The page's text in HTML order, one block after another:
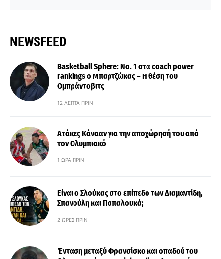
NEWSFEED
Basketball Sphere: No. 1 στα coach power
rankings ο Μπαρτζώκας – Η θέση του
Ομπράντοβιτς
12 ΛΕΠΤΆ ΠΡΙΝ
Ατάκες Κάνααν για την αποχώρησή του από
τον Ολυμπιακό
1 ΏΡΑ ΠΡΙΝ
Είναι ο Σλούκας στο επίπεδο των Διαμαντίδη,
Σπανούλη και Παπαλουκά;
2 ΏΡΕΣ ΠΡΙΝ
Ένταση μεταξύ Φρανσίσκο και οπαδού του